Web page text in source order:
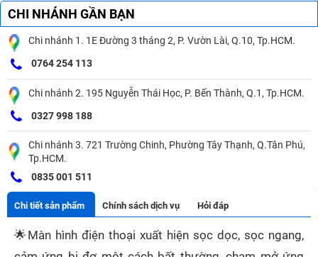
CHI NHÁNH GẦN BẠN
Chi nhánh 1. 1E Đường 3 tháng 2, P. Vườn Lài, Q.10, Tp.HCM.
0764 254 113
Chi nhánh 2. 195 Nguyễn Thái Học, P. Bến Thành, Q.1, Tp.HCM.
0327 998 188
Chi nhánh 3. 721 Trường Chinh, Phường Tây Thạnh, Q.Tân Phú,
Tp.HCM.
0835 001 511
Chi tiết sản phẩm Chính sách dịch vụ Hỏi đáp
🌟 Màn hình điện thoại xuất hiện sọc dọc, sọc ngang,